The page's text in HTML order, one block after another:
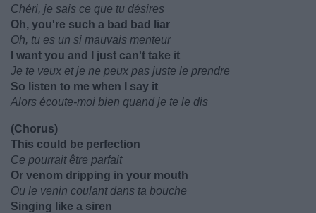
Chéri, je sais ce que tu désires
Oh, you're such a bad bad liar
Oh, tu es un si mauvais menteur
I want you and I just can't take it
Je te veux et je ne peux pas juste le prendre
So listen to me when I say it
Alors écoute-moi bien quand je te le dis
(Chorus)
This could be perfection
Ce pourrait être parfait
Or venom dripping in your mouth
Ou le venin coulant dans ta bouche
Singing like a siren